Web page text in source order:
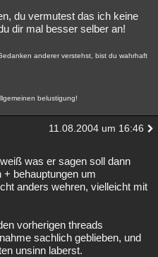
du vermutest das ich keine
dir mal besser selber an!
anderer verstehst, bist du wahrhaft
belustigung!
11.08.2004 um 16:46
was er sagen soll dann
behauptungen um
anders wehren, vielleicht mit
vorherigen threads
sachlich geblieben, und
unsinn laberst.